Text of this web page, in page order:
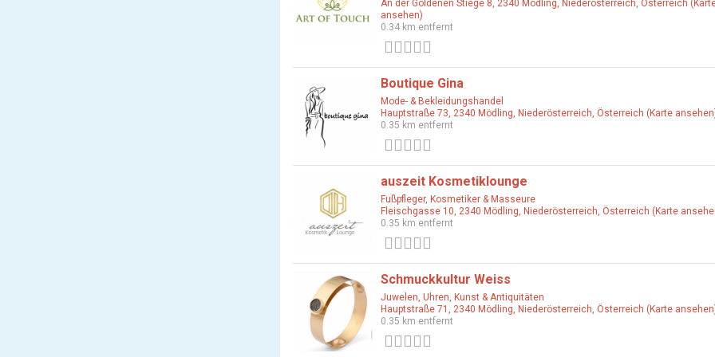
An der Goldenen Stiege 8, 2340 Mödling, Niederösterreich, Österreich
ansehen)
0.34 km entfernt
Boutique Gina
Mode- & Bekleidungshandel
Hauptstraße 73, 2340 Mödling, Niederösterreich, Österreich (Karte
0.35 km entfernt
auszeit Kosmetiklounge
Fußpfleger, Kosmetiker & Masseure
Fleischgasse 10, 2340 Mödling, Niederösterreich, Österreich (Karte
0.35 km entfernt
Schmuckkultur Weiss
Juwelen, Uhren, Kunst & Antiquitäten
Hauptstraße 71, 2340 Mödling, Niederösterreich, Österreich (Karte
0.35 km entfernt